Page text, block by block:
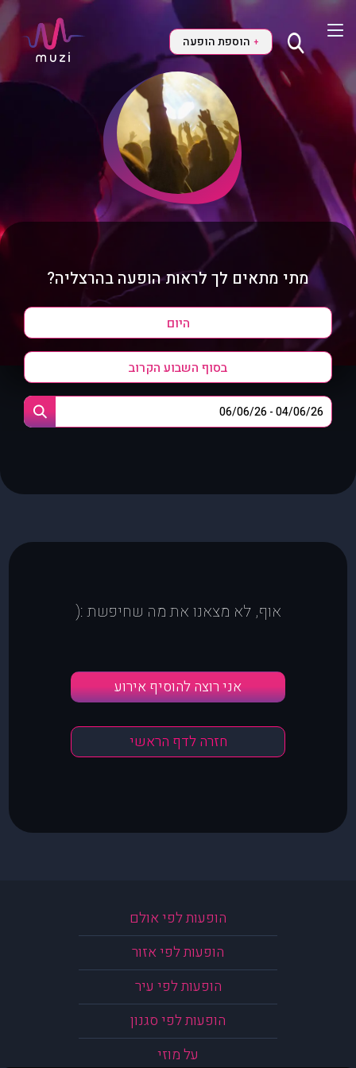
+ הוספת הופעה
מתי מתאים לך לראות הופעה בהרצליה?
היום
בסוף השבוע הקרוב
אוף, לא מצאנו את מה שחיפשת :(
אני רוצה להוסיף אירוע
חזרה לדף הראשי
הופעות לפי אולם
הופעות לפי אזור
הופעות לפי עיר
הופעות לפי סגנון
על מוזי